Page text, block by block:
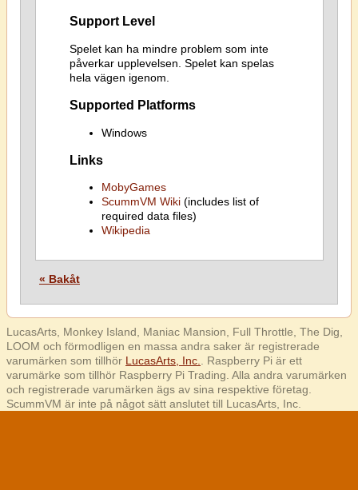
Support Level
Spelet kan ha mindre problem som inte
påverkar upplevelsen. Spelet kan spelas
hela vägen igenom.
Supported Platforms
Windows
Links
MobyGames
ScummVM Wiki(includes list of
required data files)
Wikipedia
« Bakåt
LucasArts, Monkey Island, Maniac Mansion, Full Throttle, The Dig,
LOOM och förmodligen en massa andra saker är registrerade
varumärken som tillhör LucasArts, Inc.
. Raspberry Pi är ett
varumärke som tillhör Raspberry Pi Trading. Alla andra varumärken
och registrerade varumärken ägs av sina respektive företag.
ScummVM är inte på något sätt anslutet till LucasArts, Inc.